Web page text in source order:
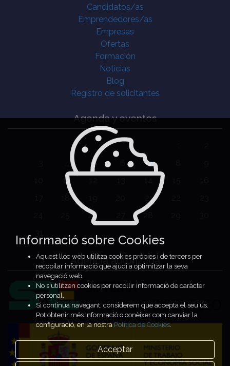
Candidatos/as
Emprendedores/as
Empresas
Ofertas
Formación
Noticias
Blog
Registro de solicitantes
Agenda y eventos
5 7
11
21
26 28
Agencia autorizada
Informació sobre Cookies
Aquest lloc web utilitza cookies pròpies i de tercers per
recopilar informació que ajudi a optimitzar la seva
navegació web.
No s'utilitzen cookies per recollir informació de caràcter
personal.
Si continua navegant, considerem que accepta el seu ús.
Pot obtenir més informació o conèixer com canviar la
configuració, en la nostraPolítica de Cookies.
Acceptar